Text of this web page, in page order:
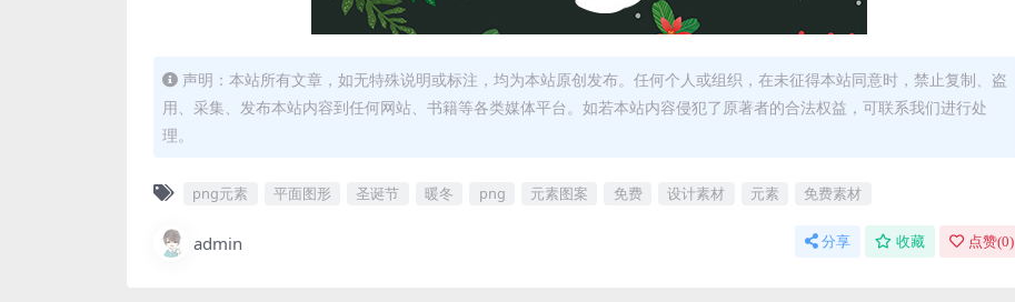
声明：本站所有文章，如无特殊说明或标注，均为本站原创发布。任何个人或组织，在未征得本站同意时，禁止复制、盗
用、采集、发布本站内容到任何网站、书籍等各类媒体平台。如若本站内容侵犯了原著者的合法权益，可联系我们进行处
理。
png元素 平面图形 圣诞节 暖冬 png 元素图案 免费 设计素材 元素 免费素材
admin 分享 收藏 点赞(0)